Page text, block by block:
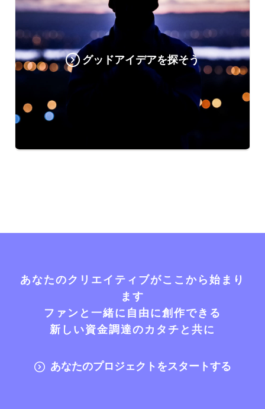
グッドアイデアを探そう
あなたのクリエイティブがここから始まり
ます
ファンと一緒に自由に創作できる
新しい資金調達のカタチと共に
あなたのプロジェクトをスタートする